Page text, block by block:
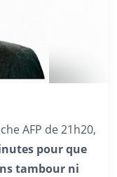
AFP de 21h20,
pour que
tambour ni